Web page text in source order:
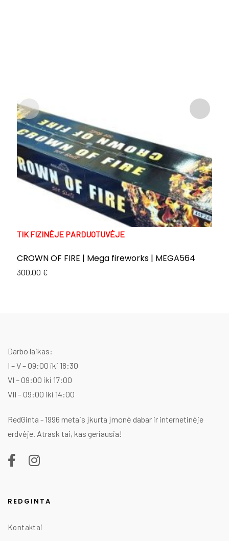
TIK FIZINĖJE PARDUOTUVĖJE
CROWN OF FIRE | Mega fireworks | MEGA564
300,00 €
Darbo laikas:
I – V – 09:00 iki 18:30
VI – 09:00 iki 17:00
VII – 09:00 iki 14:00
RedGinta - 1996 metais įkurta įmonė dabar ir internetinėje
erdvėje. Atrask tai, kas geriausia!
REDGINTA
Kontaktai